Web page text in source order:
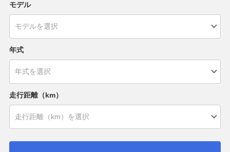
モデル
年式
走行距離（km）